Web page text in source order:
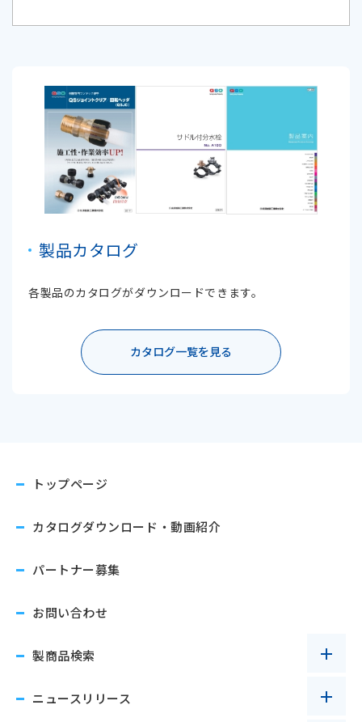
製品カタログ
各製品のカタログがダウンロードできます。
カタログ一覧を見る
トップページ
カタログダウンロード ・動画紹介
パートナー募集
お問い合わせ
製商品検索
ニュースリリース